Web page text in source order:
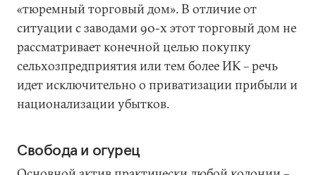
«тюремный торговый дом». В отличие от
ситуации с заводами 90-х этот торговый дом не
рассматривает конечной целью покупку
сельхозпредприятия или тем более ИК – речь
идет исключительно о приватизации прибыли и
национализации убытков.
Свобода и огурец